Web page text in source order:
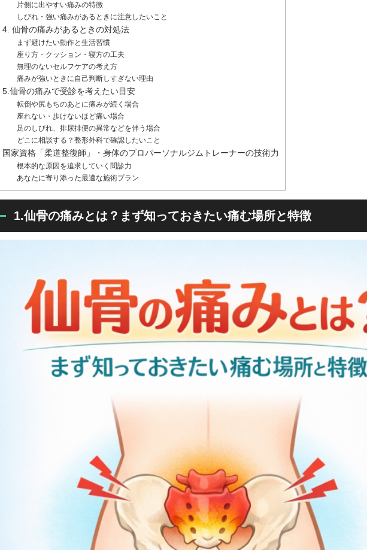
片側に出やすい痛みの特徴
しびれ・強い痛みがあるときに注意したいこと
4. 仙骨の痛みがあるときの対処法
まず避けたい動作と生活習慣
座り方・クッション・寝方の工夫
無理のないセルフケアの考え方
痛みが強いときに自己判断しすぎない理由
5.仙骨の痛みで受診を考えたい目安
転倒や尻もちのあとに痛みが続く場合
座れない・歩けないほど痛い場合
足のしびれ、排尿排便の異常などを伴う場合
どこに相談する？整形外科で確認したいこと
国家資格「柔道整復師」・身体のプロパーソナルジムトレーナーの技術力
根本的な原因を追求していく問診力
あなたに寄り添った最適な施術プラン
1.仙骨の痛みとは？まず知っておきたい痛む場所と特徴